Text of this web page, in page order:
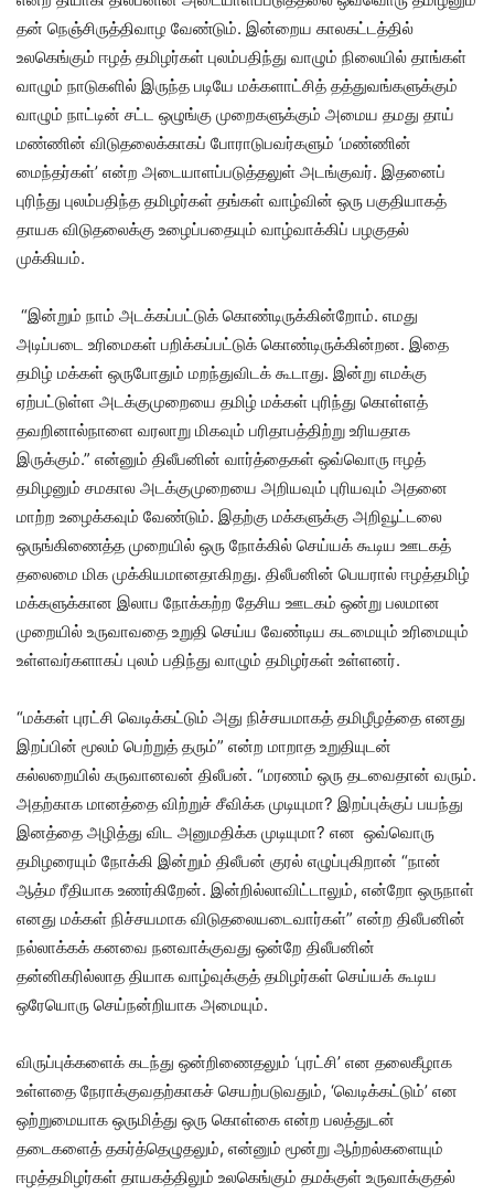
தன் நெஞ்சிருத்திவாழ வேண்டும். இன்றைய காலகட்டத்தில்
உலகெங்கும் ஈழத் தமிழர்கள் புலம்பதிந்து வாழும் நிலையில் தாங்கள்
வாழும் நாடுகளில் இருந்த படியே மக்களாட்சித் தத்துவங்களுக்கும்
வாழும் நாட்டின் சட்ட ஒழுங்கு முறைகளுக்கும் அமைய தமது தாய்
மண்ணின் விடுதலைக்காகப் போராடுபவர்களும் ‘மண்ணின்
மைந்தர்கள்’ என்ற அடையாளப்படுத்தலுள் அடங்குவர். இதனைப்
புரிந்து புலம்பதிந்த தமிழர்கள் தங்கள் வாழ்வின் ஒரு பகுதியாகத்
தாயக விடுதலைக்கு உழைப்பதையும் வாழ்வாக்கிப் பழகுதல்
முக்கியம்.
“இன்றும் நாம் அடக்கப்பட்டுக் கொண்டிருக்கின்றோம். எமது
அடிப்படை உரிமைகள் பறிக்கப்பட்டுக் கொண்டிருக்கின்றன. இதை
தமிழ் மக்கள் ஒருபோதும் மறந்துவிடக் கூடாது. இன்று எமக்கு
ஏற்பட்டுள்ள அடக்குமுறையை தமிழ் மக்கள் புரிந்து கொள்ளத்
தவறினால்நாளை வரலாறு மிகவும் பரிதாபத்திற்று உரியதாக
இருக்கும்.” என்னும் திலீபனின் வார்த்தைகள் ஒவ்வொரு ஈழத்
தமிழனும் சமகால அடக்குமுறையை அறியவும் புரியவும் அதனை
மாற்ற உழைக்கவும் வேண்டும். இதற்கு மக்களுக்கு அறிவூட்டலை
ஒருங்கிணைத்த முறையில் ஒரு நோக்கில் செய்யக் கூடிய ஊடகத்
தலைமை மிக முக்கியமானதாகிறது. திலீபனின் பெயரால் ஈழத்தமிழ்
மக்களுக்கான இலாப நோக்கற்ற தேசிய ஊடகம் ஒன்று பலமான
முறையில் உருவாவதை உறுதி செய்ய வேண்டிய கடமையும் உரிமையும்
உள்ளவர்களாகப் புலம் பதிந்து வாழும் தமிழர்கள் உள்ளனர்.
“மக்கள் புரட்சி வெடிக்கட்டும் அது நிச்சயமாகத் தமிழீழத்தை எனது
இறப்பின் மூலம் பெற்றுத் தரும்” என்ற மாறாத உறுதியுடன்
கல்லறையில் கருவானவன் திலீபன். “மரணம் ஒரு தடவைதான் வரும்.
அதற்காக மானத்தை விற்றுச் சீவிக்க முடியுமா? இறப்புக்குப் பயந்து
இனத்தை அழித்து விட அனுமதிக்க முடியுமா? என ஒவ்வொரு
தமிழரையும் நோக்கி இன்றும் திலீபன் குரல் எழுப்புகிறான் “நான்
ஆத்ம ரீதியாக உணர்கிறேன். இன்றில்லாவிட்டாலும், என்றோ ஒருநாள்
எனது மக்கள் நிச்சயமாக விடுதலையடைவார்கள்” என்ற திலீபனின்
நல்லாக்கக் கனவை நனவாக்குவது ஒன்றே திலீபனின்
தன்னிகரில்லாத தியாக வாழ்வுக்குத் தமிழர்கள் செய்யக் கூடிய
ஒரேயொரு செய்நன்றியாக அமையும்.
விருப்புக்களைக் கடந்து ஒன்றிணைதலும் ‘புரட்சி’ என தலைகீழாக
உள்ளதை நேராக்குவதற்காகச் செயற்படுவதும், ‘வெடிக்கட்டும்’ என
ஒற்றுமையாக ஒருமித்து ஒரு கொள்கை என்ற பலத்துடன்
தடைகளைத் தகர்த்தெழுதலும், என்னும் மூன்று ஆற்றல்களையும்
ஈழத்தமிழர்கள் தாயகத்திலும் உலகெங்கும் தமக்குள் உருவாக்குதல்